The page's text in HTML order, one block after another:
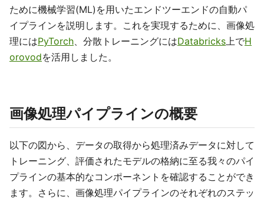
ために機械学習(ML)を用いたエンドツーエンドの自動パ
イプラインを説明します。これを実現するために、画像処
理にはPyTorch、分散トレーニングにはDatabricks上でH
orovodを活用しました。
画像処理パイプラインの概要
以下の図から、データの取得から処理済みデータに対して
トレーニング、評価されたモデルの格納に至る我々のパイ
プラインの基本的なコンポーネントを確認することができ
ます。さらに、画像処理パイプラインのそれぞれのステッ